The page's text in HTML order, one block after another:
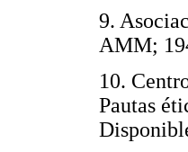
9.
AMM;
10.
Pautas